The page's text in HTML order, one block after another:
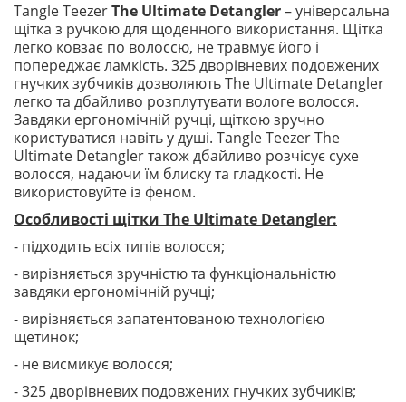
Tangle TeezerThe Ultimate Detangler– універсальна
щітка з ручкою для щоденного використання. Щітка
легко ковзає по волоссю, не травмує його і
попереджає ламкість. 325 дворівневих подовжених
гнучких зубчиків дозволяють The Ultimate Detangler
легко та дбайливо розплутувати вологе волосся.
Завдяки ергономічній ручці, щіткою зручно
користуватися навіть у душі. Tangle Teezer The
Ultimate Detangler також дбайливо розчісує сухе
волосся, надаючи їм блиску та гладкості. Не
використовуйте із феном.
Особливості щітки The Ultimate Detangler:
- підходить всіх типів волосся;
- вирізняється зручністю та функціональністю
завдяки ергономічній ручці;
- вирізняється запатентованою технологією
щетинок;
- не висмикує волосся;
- 325 дворівневих подовжених гнучких зубчиків;